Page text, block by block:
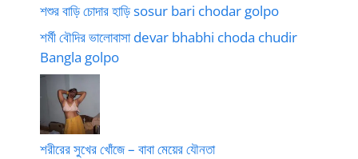
শশুর বাড়ি চোদার হাড়ি sosur bari chodar golpo
শর্মী বৌদির ভালোবাসা devar bhabhi choda chudir
Bangla golpo
শরীরের সুখের খোঁজে – বাবা মেয়ের যৌনতা